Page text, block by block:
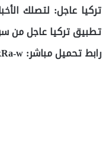
تركيا عاجل: لتصلك
تطبيق تركيا عاجل من
رابط تحميل مباشر:w